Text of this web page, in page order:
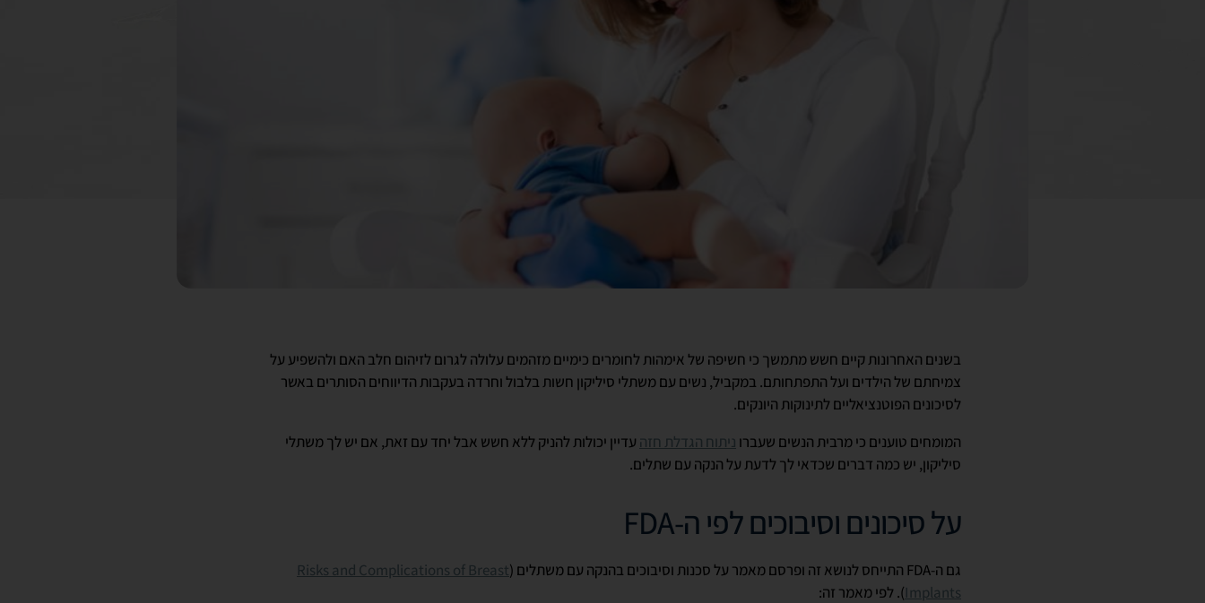
בשנים האחרונות קיים חשש מתמשך כי חשיפה של אימהות לחומרים כימיים מזהמים עלולה לגרום לזיהום חלב האם ולהשפיע על
צמיחתם של הילדים ועל התפתחותם. במקביל, נשים עם משתלי סיליקון חשות בלבול וחרדה בעקבות הדיווחים הסותרים באשר
לסיכונים הפוטנציאליים לתינוקות היונקים.
המומחים טוענים כי מרבית הנשים שעברו ניתוח הגדלת חזה עדיין יכולות להניק ללא חשש אבל יחד עם זאת, אם יש לך משתלי
סיליקון, יש כמה דברים שכדאי לך לדעת על הנקה עם שתלים.
על סיכונים וסיבוכים לפי ה-FDA
גם ה-FDA התייחס לנושא זה ופרסם מאמר על סכנות וסיבוכים בהנקה עם משתלים (Risks and Complications of Breast
Implants). לפי מאמר זה: